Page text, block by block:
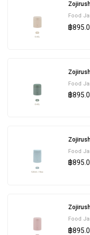
Food
฿
Food
฿
Food
฿
Food
฿